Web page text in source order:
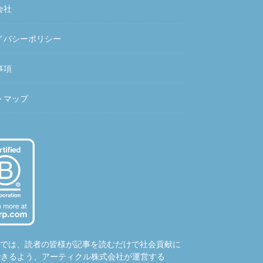
社
バシーポリシー
項
マップ
は、読者の皆様が記事を読むだけで社会貢献に
るよう、アーティクル株式会社が運営する